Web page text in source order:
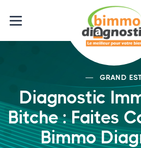
GRAND
Diagnostic
Bitche : Faites
Bimmo